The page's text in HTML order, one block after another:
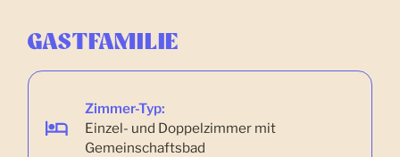
GASTFAMILIE
Zimmer-Typ:
Einzel- und Doppelzimmer mit
Gemeinschaftsbad